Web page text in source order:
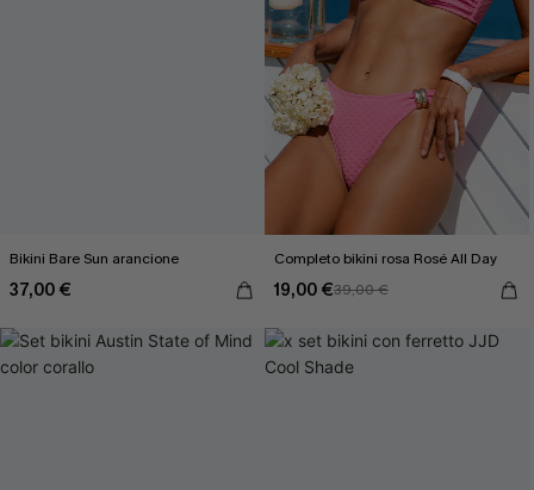
Bikini Bare Sun arancione
37,00 €
Completo bikini rosa Rosé All Day
19,00 €39,00 €